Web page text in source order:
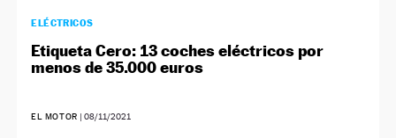
ELÉCTRICOS
Etiqueta Cero: 13 coches eléctricos por
menos de 35.000 euros
EL MOTOR | 08/11/2021